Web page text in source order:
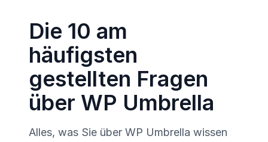
Die 10 am
häufigsten
gestellten Fragen
über WP Umbrella
Alles, was Sie über WP Umbrella wissen